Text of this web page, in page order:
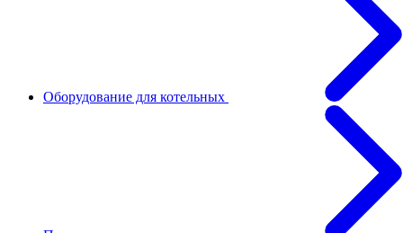
Оборудование для котельных